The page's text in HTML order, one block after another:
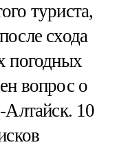
туриста,
схода
погодных
вопрос о
Алтайск. 10